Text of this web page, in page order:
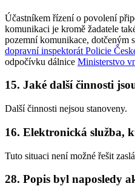
Účastníkem řízení o povolení
komunikaci je kromě žadatele
pozemní komunikace, dotčeným
dopravní inspektorát Policie
odpočívku dálnice Ministerstvo
15. Jaké další činnosti
Další činnosti nejsou stanoveny.
16. Elektronická služba,
Tuto situaci není možné řešit
28. Popis byl naposledy